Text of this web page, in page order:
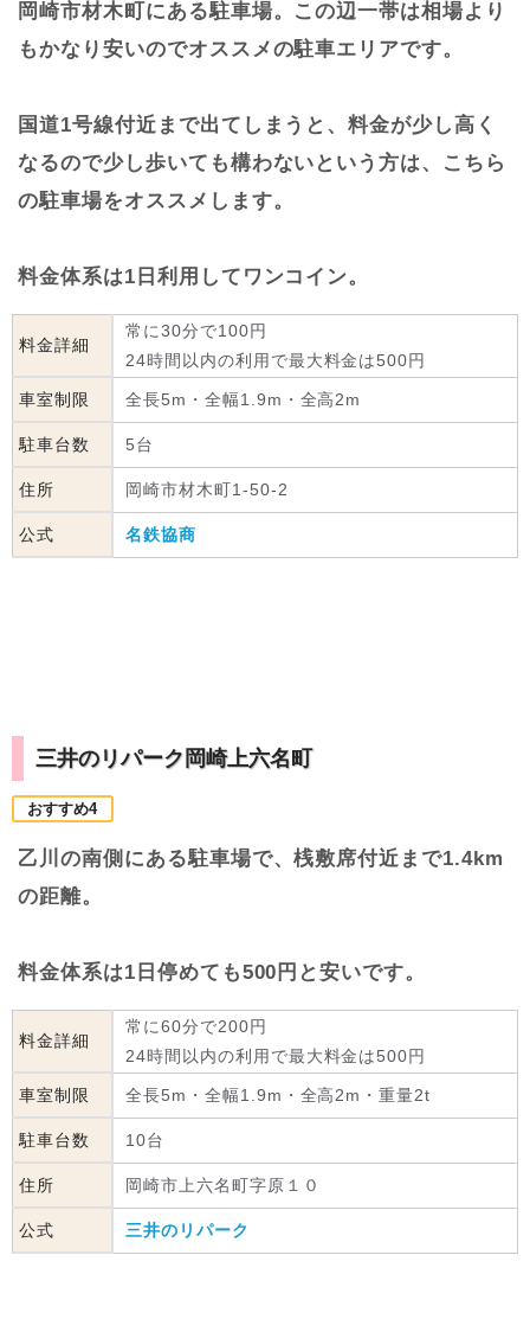
岡崎市材木町にある駐車場。この辺一帯は相場より
もかなり安いのでオススメの駐車エリアです。
国道1号線付近まで出てしまうと、料金が少し高く
なるので少し歩いても構わないという方は、こちら
の駐車場をオススメします。
料金体系は1日利用してワンコイン。
料金詳細
常に30分で100円
24時間以内の利用で最大料金は500円
車室制限 全長5m・全幅1.9m・全高2m
駐車台数 5台
住所 岡崎市材木町1-50-2
公式 名鉄協商
三井のリパーク岡崎上六名町
おすすめ4
乙川の南側にある駐車場で、桟敷席付近まで1.4km
の距離。
料金体系は1日停めても500円と安いです。
料金詳細
常に60分で200円
24時間以内の利用で最大料金は500円
車室制限 全長5m・全幅1.9m・全高2m・重量2t
駐車台数 10台
住所 岡崎市上六名町字原１０
公式 三井のリパーク